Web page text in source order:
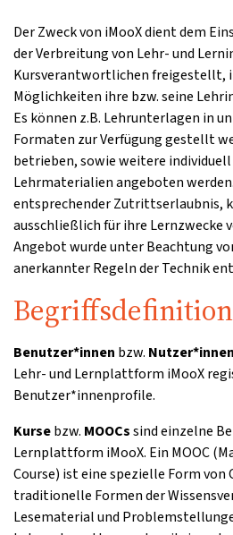
Der Zweck von iMooX dient dem
der Verbreitung von Lehr- und
Kursverantwortlichen freigestellt,
Möglichkeiten ihre bzw. seine
Es können z.B. Lehrunterlagen in
Formaten zur Verfügung gestellt
betrieben, sowie weitere
Lehrmaterialien angeboten
entsprechender Zutrittserlaubnis,
ausschließlich für ihre Lernzwecke
Angebot wurde unter Beachtung
anerkannter Regeln der Technik
Benutzer*innen bzw. Nutzer*innen
Lehr- und Lernplattform iMooX
Benutzer*innenprofile.
Kursebzw. MOOCssind einzelne
Lernplattform iMooX. Ein MOOC
Course) ist eine spezielle Form von
traditionelle Formen der
Lesematerial und